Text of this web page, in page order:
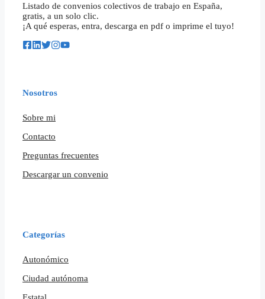
Listado de convenios colectivos de trabajo en España,
gratis, a un solo clic.
¡A qué esperas, entra, descarga en pdf o imprime el tuyo!
Nosotros
Sobre mi
Contacto
Preguntas frecuentes
Descargar un convenio
Categorías
Autonómico
Ciudad autónoma